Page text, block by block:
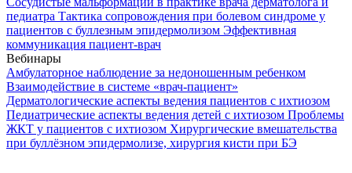
педиатра Тактика сопровождения при болевом синдроме у
пациентов с буллезным эпидермолизом Эффективная
коммуникация пациент-врач
Вебинары
Амбулаторное наблюдение за недоношенным ребенком
Взаимодействие в системе «врач-пациент»
Дерматологические аспекты ведения пациентов с ихтиозом
Педиатрические аспекты ведения детей с ихтиозом Проблемы
ЖКТ у пациентов с ихтиозом Хирургические вмешательства
при буллёзном эпидермолизе, хирургия кисти при БЭ